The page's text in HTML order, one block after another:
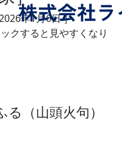
年1月6日 ］
クすると見やすくなり
（山頭火句）